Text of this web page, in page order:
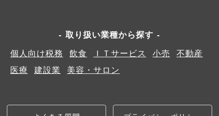
取り扱い業種から探す
個人向け税務
飲食 ＩＴサービス 小売
不動産
医療
建設業 美容・サロン